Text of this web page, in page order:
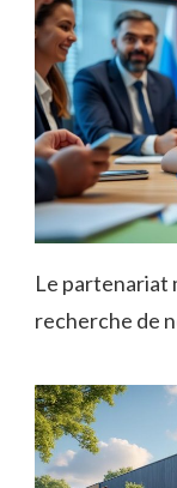
Le partenariat
recherche de